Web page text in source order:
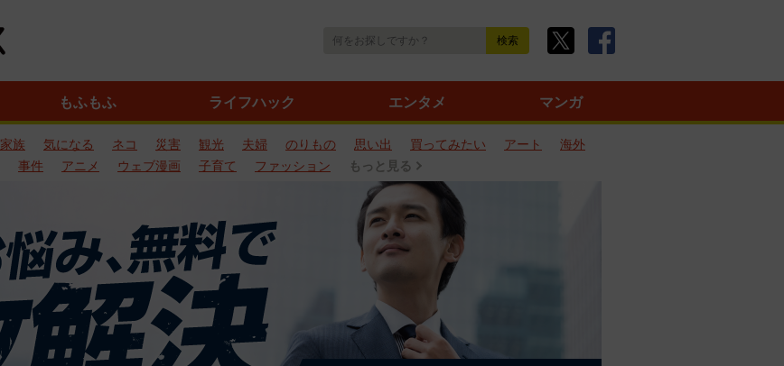
もふもふ ライフハック エンタメ マンガ
家族 気になる ネコ 災害 観光 夫婦 のりもの 思い出 買ってみたい アート
海外
事件 アニメ ウェブ漫画 子育て ファッション もっと見る